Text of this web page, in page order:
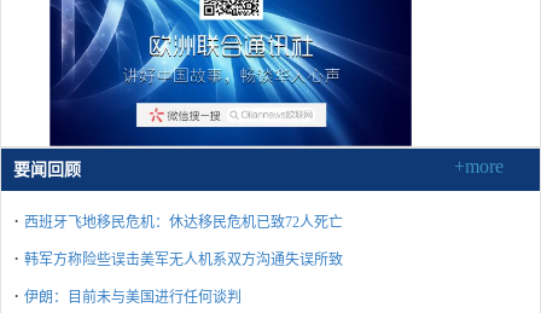
要闻回顾 +more
· 西班牙飞地移民危机：休达移民危机已致72人死亡
· 韩军方称险些误击美军无人机系双方沟通失误所致
· 伊朗：目前未与美国进行任何谈判